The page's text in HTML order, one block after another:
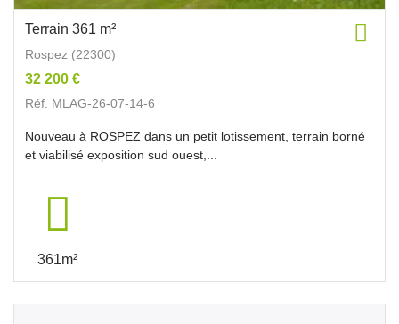
Terrain 361 m²
Rospez (22300)
32 200 €
Réf. MLAG-26-07-14-6
Nouveau à ROSPEZ dans un petit lotissement, terrain borné
et viabilisé exposition sud ouest,...
361m²